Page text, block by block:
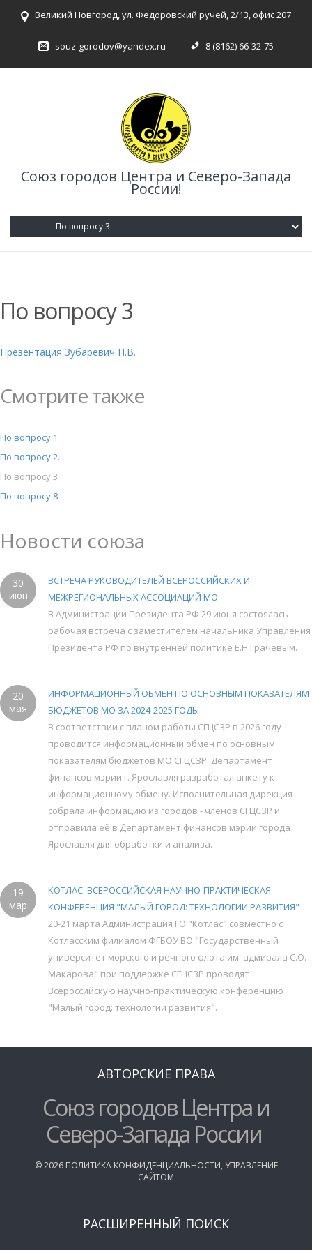
Великий Новгород, ул. Федоровский ручей, 2/13, офис 207
souz-gorodov@yandex.ru 8 (8162) 66-32-75
Союз городов Центра и Северо-Запада
России!
По вопросу 3
Презентация Зубаревич Н.В.
Смотрите также
По вопросу 1
По вопросу 2.
По вопросу 3
По вопросу 8
Новости союза
30
июн
ВСТРЕЧА РУКОВОДИТЕЛЕЙ ВСЕРОССИЙСКИХ И
МЕЖРЕГИОНАЛЬНЫХ АССОЦИАЦИЙ МО
В Администрации Президента РФ 29 июня состоялась
рабочая встреча с заместителем начальника Управления
Президента РФ по внутренней политике Е.Н.Грачёвым.
20
мая
ИНФОРМАЦИОННЫЙ ОБМЕН ПО ОСНОВНЫМ ПОКАЗАТЕЛЯМ
БЮДЖЕТОВ МО ЗА 2024-2025 ГОДЫ
В соответствии с планом работы СГЦСЗР в 2026 году
проводится информационный обмен по основным
показателям бюджетов МО СГЦСЗР. Департамент
финансов мэрии г. Ярославля разработал анкету к
информационному обмену. Исполнительная дирекция
собрала информацию из городов - членов СГЦСЗР и
отправила её в Департамент финансов мэрии города
Ярославля для обработки и анализа.
19
мар
КОТЛАС. ВСЕРОССИЙСКАЯ НАУЧНО-ПРАКТИЧЕСКАЯ
КОНФЕРЕНЦИЯ "МАЛЫЙ ГОРОД: ТЕХНОЛОГИИ РАЗВИТИЯ"
20-21 марта Администрация ГО "Котлас" совместно с
Котласским филиалом ФГБОУ ВО "Государственный
университет морского и речного флота им. адмирала С.О.
Макарова" при поддержке СГЦСЗР проводят
Всероссийскую научно-практическую конференцию
"Малый город: технологии развития".
АВТОРСКИЕ ПРАВА
Союз городов Центра и
Северо-Запада России
©2026 ПОЛИТИКА КОНФИДЕНЦИАЛЬНОСТИ, УПРАВЛЕНИЕ
САЙТОМ
РАСШИРЕННЫЙ ПОИСК